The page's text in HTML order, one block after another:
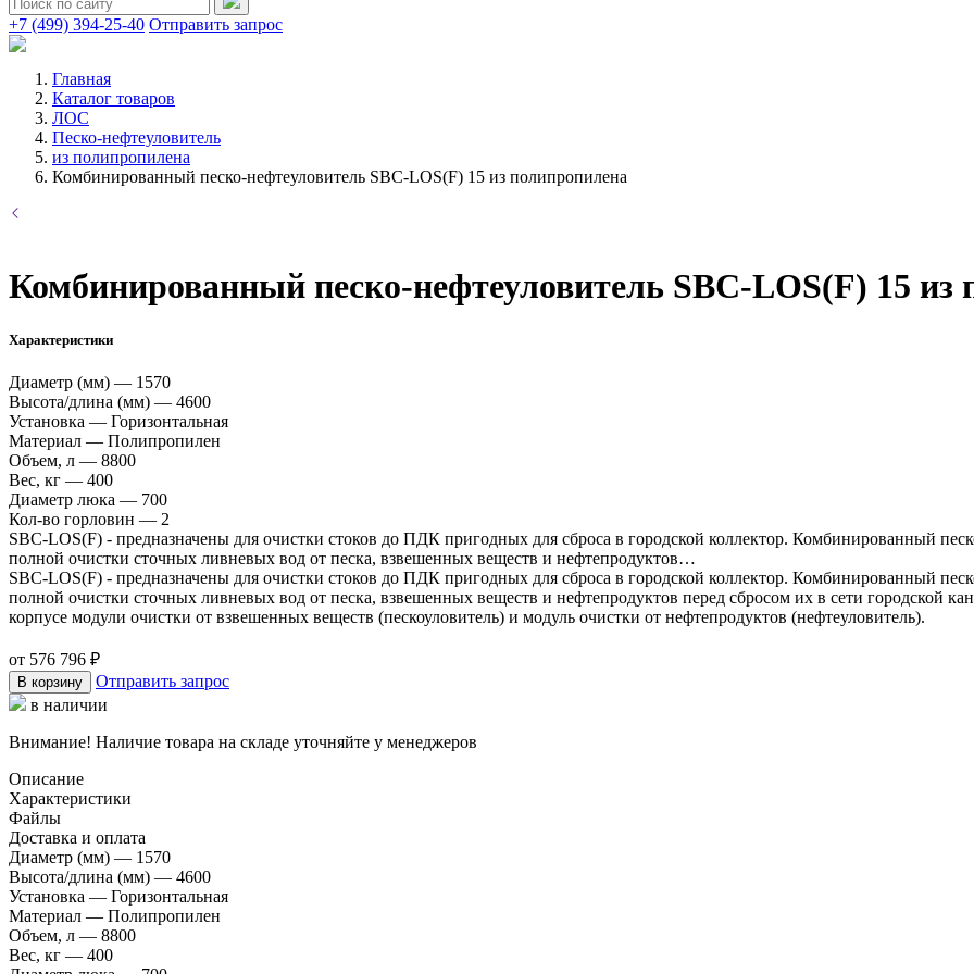
+7 (499) 394-25-40 Отправить запрос
Главная
Каталог товаров
ЛОС
Песко-нефтеуловитель
из полипропилена
Комбинированный песко-нефтеуловитель SBC-LOS(F) 15 из полипропилена
Комбинированный песко-нефтеуловитель SBC-LOS(F) 15 из
Характеристики
Диаметр (мм) — 1570
Высота/длина (мм) — 4600
Установка — Горизонтальная
Материал — Полипропилен
Объем, л — 8800
Вес, кг — 400
Диаметр люка — 700
Кол-во горловин — 2
SBC-LOS(F) - предназначены для очистки стоков до ПДК пригодных для сброса в городской коллектор. Комбинированный
полной очистки сточных ливневых вод от песка, взвешенных веществ и нефтепродуктов…
SBC-LOS(F) - предназначены для очистки стоков до ПДК пригодных для сброса в городской коллектор. Комбинированный
полной очистки сточных ливневых вод от песка, взвешенных веществ и нефтепродуктов перед сбросом их в сети
корпусе модули очистки от взвешенных веществ (пескоуловитель) и модуль очистки от нефтепродуктов (нефтеуловитель).
от 576 796 ₽
В корзину
Отправить запрос
в наличии
Внимание! Наличие товара на складе уточняйте у менеджеров
Описание
Характеристики
Файлы
Доставка и оплата
Диаметр (мм) — 1570
Высота/длина (мм) — 4600
Установка — Горизонтальная
Материал — Полипропилен
Объем, л — 8800
Вес, кг — 400